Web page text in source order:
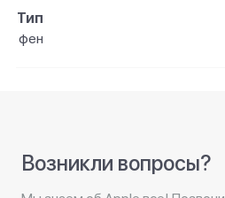
Тип
фен
Возникли вопросы?